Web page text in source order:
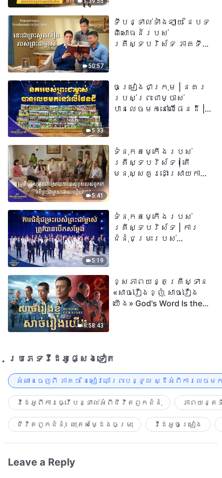
50:57
ទីបន្ទាល់ទាំងឡាយ នៃបទ
ពិសោធន៍របស់
គ្រីស្ទបរិស័ទ ភាគទី
5:33
ចម្រៀងជាក្រុម | នគរ
របស់ព្រះជាម្ចាស់
បានលេចមកនៅលើផែនដី |
5:41
ទំនុកតម្កើង​របស់​
គ្រីស្ទបរិស័ទ​ | តើ
មនុស្សគួរដោះស្រាយការ
២០២៦
5:19
ទំនុកតម្កើង​របស់​
គ្រីស្ទបរិស័ទ | ការ
ជំនុំជម្រះរបស់
1:58:43
ខ្សែភាពយន្តគ្រីស្ទាន
«សាច់រឿងខ្ញុំ សាច់រឿង
យើង» God's Word Is the
ប្រភេទ​វីដេអូ​ផ្សេង​ទៀត​
អំណានចេញពី ភាគ១ នៃសៀវភៅព្រះបន្ទូល ស្ដីអំពីការលេច
វីដេអូពីការធ្វើបន្ទាល់អំពីជីវិតពួកជំនុំ ភាពយន្
ជីវិតពួកជំនុំ៖ ឈុតសម្ដែងចម្រុះ វីដេអូចម្រៀង​
Leave a Reply